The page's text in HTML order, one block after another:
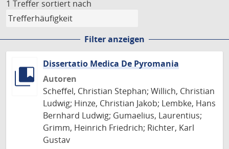
1 Treffer sortiert nach
Filter anzeigen
Dissertatio Medica De Pyromania
Autoren
Scheffel, Christian Stephan; Willich, Christian
Ludwig; Hinze, Christian Jakob; Lembke, Hans
Bernhard Ludwig; Gumaelius, Laurentius;
Grimm, Heinrich Friedrich; Richter, Karl
Gustav